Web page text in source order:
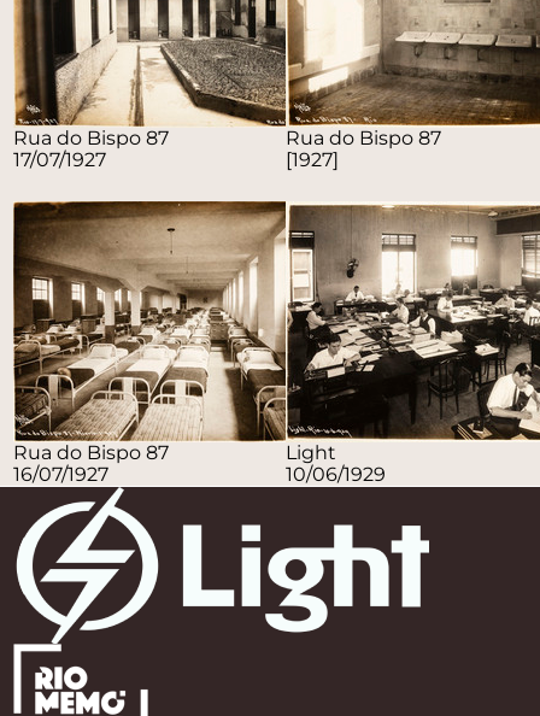
Rua do Bispo 87
17/07/1927
Rua do Bispo 87
[1927]
Rua do Bispo 87
16/07/1927
Light
10/06/1929